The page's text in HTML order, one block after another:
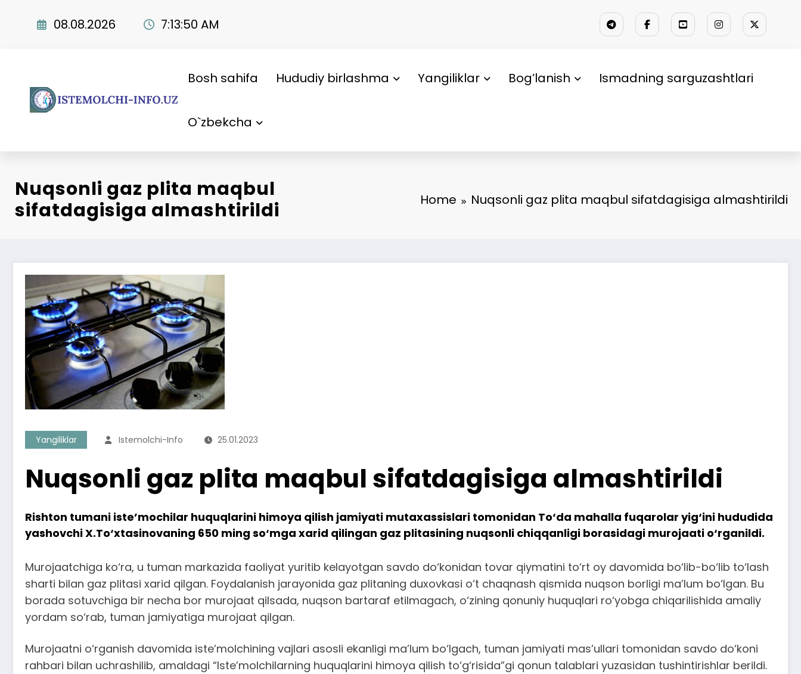
08.08.2026 7:13:51 AM
Bosh sahifa Hududiy birlashma Yangiliklar Bog’lanish Ismadning sarguzashtlari
O`zbekcha
Nuqsonli gaz plita maqbul
sifatdagisiga almashtirildi
Home Nuqsonli gaz plita maqbul sifatdagisiga almashtirildi
Yangiliklar Istemolchi-Info 25.01.2023
Nuqsonli gaz plita maqbul sifatdagisiga almashtirildi
Rishton tumani iste’mochilar huquqlarini himoya qilish jamiyati mutaxassislari tomonidan To‘da mahalla fuqarolar yig‘ini hududida
yashovchi X.To‘xtasinovaning 650 ming so‘mga xarid qilingan gaz plitasining nuqsonli chiqqanligi borasidagi murojaati o‘rganildi.
Murojaatchiga ko‘ra, u tuman markazida faoliyat yuritib kelayotgan savdo do‘konidan tovar qiymatini to‘rt oy davomida bo‘lib-bo‘lib to‘lash
sharti bilan gaz plitasi xarid qilgan. Foydalanish jarayonida gaz plitaning duxovkasi o‘t chaqnash qismida nuqson borligi ma’lum bo‘lgan. Bu
borada sotuvchiga bir necha bor murojaat qilsada, nuqson bartaraf etilmagach, o‘zining qonuniy huquqlari ro‘yobga chiqarilishida amaliy
yordam so‘rab, tuman jamiyatiga murojaat qilgan.
Murojaatni o‘rganish davomida iste’molchining vajlari asosli ekanligi ma’lum bo‘lgach, tuman jamiyati mas’ullari tomonidan savdo do‘koni
rahbari bilan uchrashilib, amaldagi “Iste’molchilarning huquqlarini himoya qilish to‘g‘risida”gi qonun talablari yuzasidan tushintirishlar berildi.